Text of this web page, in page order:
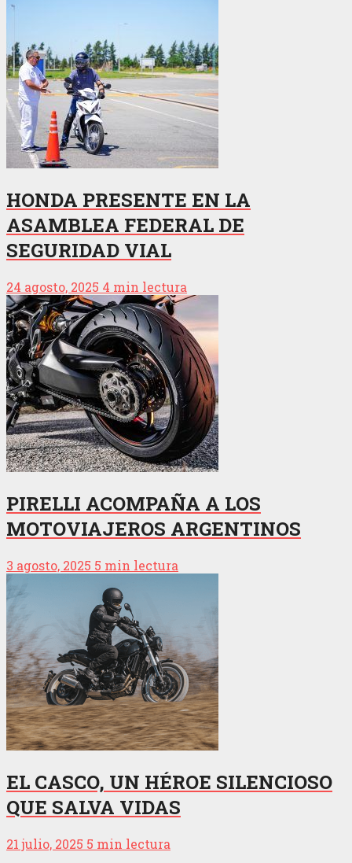
HONDA PRESENTE EN LA
ASAMBLEA FEDERAL DE
SEGURIDAD VIAL
24 agosto, 2025 4 min lectura
PIRELLI ACOMPAÑA A LOS
MOTOVIAJEROS ARGENTINOS
3 agosto, 2025 5 min lectura
EL CASCO, UN HÉROE SILENCIOSO
QUE SALVA VIDAS
21 julio, 2025 5 min lectura